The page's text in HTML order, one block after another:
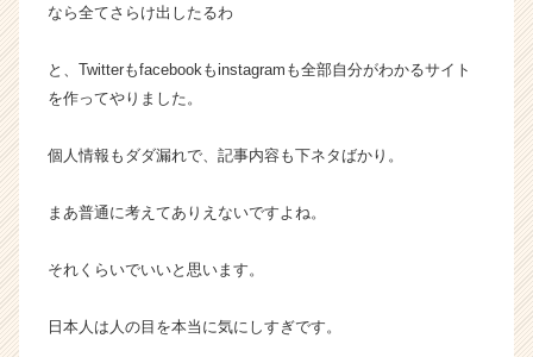
ウ
が
活
イ
チ
キ
ャ
なら全てさらけ出したるわ
と、Twitterもfacebookもinstagramも全部自分がわかるサイト
を作ってやりました。
個人情報もダダ漏れで、記事内容も下ネタばかり。
まあ普通に考えてありえないですよね。
それくらいでいいと思います。
日本人は人の目を本当に気にしすぎです。